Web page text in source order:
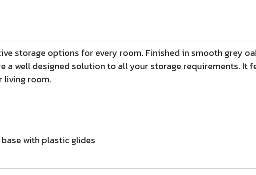
storage options for every room. Finished in smooth grey
a well designed solution to all your storage requirements. It
living room.
with plastic glides